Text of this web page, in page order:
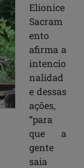
Elionice
Sacram
ento
afirma a
intencio
nalidad
e dessas
ações,
“para
que a
gente
saia